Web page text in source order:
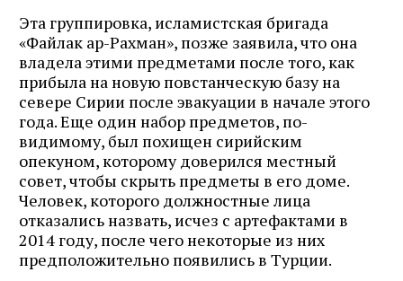
Эта группировка, исламистская бригада
«Файлак ар-Рахман», позже заявила, что она
владела этими предметами после того, как
прибыла на новую повстанческую базу на
севере Сирии после эвакуации в начале этого
года. Еще один набор предметов, по-
видимому, был похищен сирийским
опекуном, которому доверился местный
совет, чтобы скрыть предметы в его доме.
Человек, которого должностные лица
отказались назвать, исчез с артефактами в
2014 году, после чего некоторые из них
предположительно появились в Турции.